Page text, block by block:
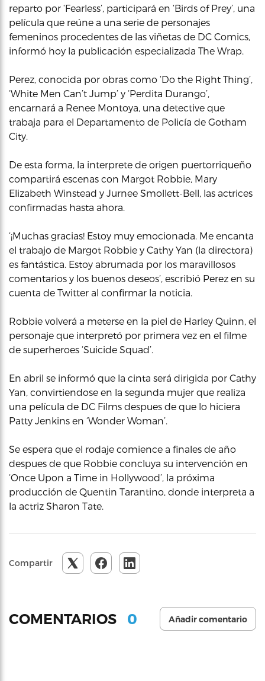
reparto por ‘Fearless’, participará en ‘Birds of Prey’, una
película que reúne a una serie de personajes
femeninos procedentes de las viñetas de DC Comics,
informó hoy la publicación especializada The Wrap.
Perez, conocida por obras como ‘Do the Right Thing’,
‘White Men Can’t Jump’ y ‘Perdita Durango’,
encarnará a Renee Montoya, una detective que
trabaja para el Departamento de Policía de Gotham
City.
De esta forma, la interprete de origen puertorriqueño
compartirá escenas con Margot Robbie, Mary
Elizabeth Winstead y Jurnee Smollett-Bell, las actrices
confirmadas hasta ahora.
‘¡Muchas gracias! Estoy muy emocionada. Me encanta
el trabajo de Margot Robbie y Cathy Yan (la directora)
es fantástica. Estoy abrumada por los maravillosos
comentarios y los buenos deseos’, escribió Perez en su
cuenta de Twitter al confirmar la noticia.
Robbie volverá a meterse en la piel de Harley Quinn, el
personaje que interpretó por primera vez en el filme
de superheroes ‘Suicide Squad’.
En abril se informó que la cinta será dirigida por Cathy
Yan, convirtiendose en la segunda mujer que realiza
una película de DC Films despues de que lo hiciera
Patty Jenkins en ‘Wonder Woman’.
Se espera que el rodaje comience a finales de año
despues de que Robbie concluya su intervención en
‘Once Upon a Time in Hollywood’, la próxima
producción de Quentin Tarantino, donde interpreta a
la actriz Sharon Tate.
Compartir
COMENTARIOS 0 Añadir comentario